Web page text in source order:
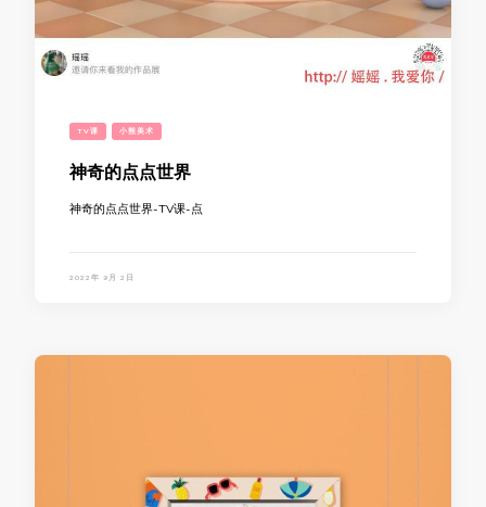
TV课 小熊美术
神奇的点点世界
神奇的点点世界-TV课-点
2022年 9月 2日